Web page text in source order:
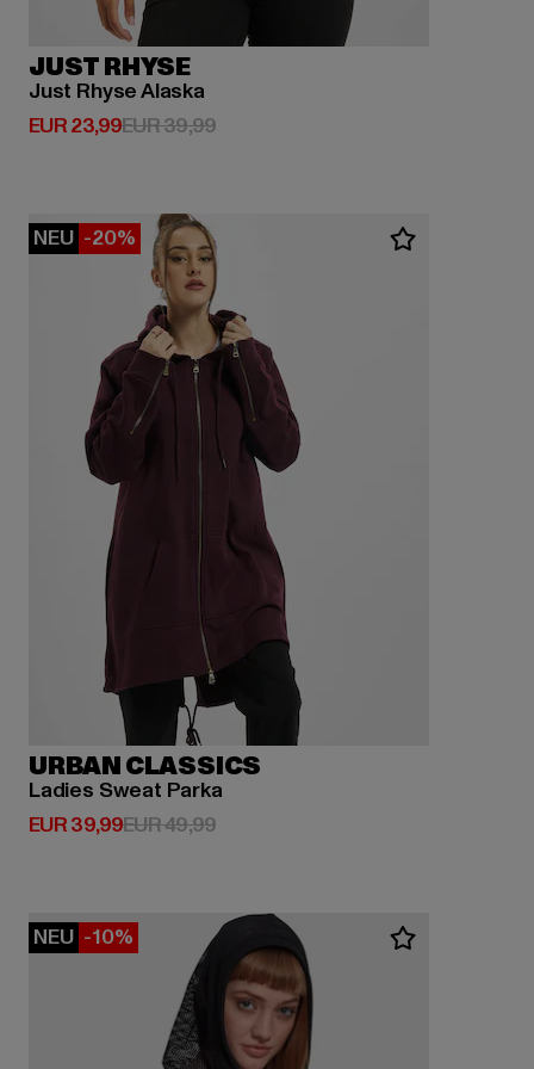
JUST RHYSE
Just Rhyse Alaska
EUR 23,99
Derzeitiger Preis: EUR 23,99
EUR 39,99Aktionspreis: EUR 39,99
NEU -20%
URBAN CLASSICS
Ladies Sweat Parka
EUR 39,99
Derzeitiger Preis: EUR 39,99
EUR 49,99Aktionspreis: EUR 49,99
NEU -10%